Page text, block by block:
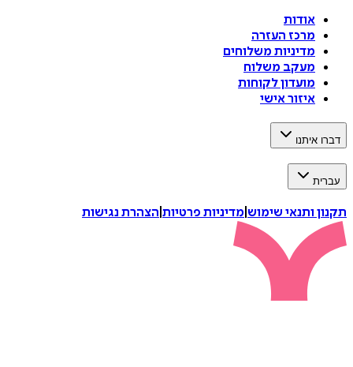
אודות
מרכז העזרה
מדיניות משלוחים
מעקב משלוח
מועדון לקוחות
איזור אישי
דברו איתנו
עברית
תקנון ותנאי שימוש מדיניות פרטיות הצהרת נגישות